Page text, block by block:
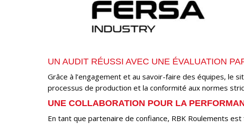
UN AUDIT RÉUSSI AVEC UNE ÉVALUATION
Grâce à l’engagement et au savoir-faire des équipes, le
processus de production et la conformité aux normes
UNE COLLABORATION POUR LA
En tant que partenaire de confiance, RBK Roulements